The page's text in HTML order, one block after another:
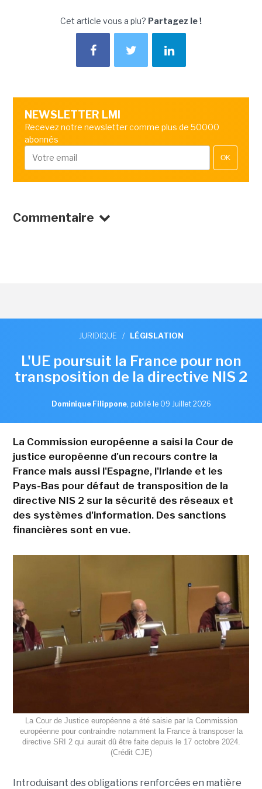
Cet article vous a plu? Partagez le !
NEWSLETTER LMI
Recevez notre newsletter comme plus de 50000
abonnés
OK
Commentaire
JURIDIQUE / LÉGISLATION
L'UE poursuit la France pour non
transposition de la directive NIS 2
Dominique Filippone, publié le 09 Juillet 2026
La Commission européenne a saisi la Cour de
justice européenne d'un recours contre la
France mais aussi l'Espagne, l'Irlande et les
Pays-Bas pour défaut de transposition de la
directive NIS 2 sur la sécurité des réseaux et
des systèmes d'information. Des sanctions
financières sont en vue.
La Cour de Justice européenne a été saisie par la Commission
européenne pour contraindre notamment la France à transposer la
directive SRI 2 qui aurait dû être faite depuis le 17 octobre 2024.
(Crédit CJE)
Introduisant des obligations renforcées en matière